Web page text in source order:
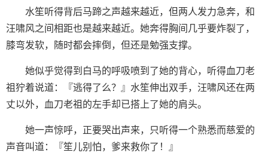
水笙听得背后马蹄之声越来越近，但两人发力急奔，和
汪啸风之间相距也是越来越近。她奔得胸间几乎要炸裂了，
膝弯发软，随时都会摔倒，但还是勉强支撑。
她似乎觉得到白马的呼吸喷到了她的背心，听得血刀老
祖狞着说道：『逃得了么？』水笙伸出双手，汪啸风还在两
丈以外，血刀老祖的左手却已搭上了她的肩头。
她一声惊呼，正要哭出声来，只听得一个熟悉而慈爱的
声音叫道：『笙儿别怕，爹来救你了！』